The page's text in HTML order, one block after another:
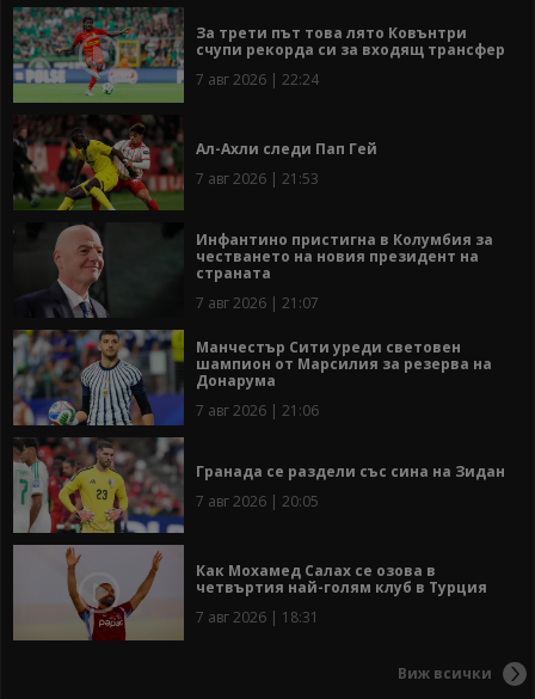
За трети път това лято Ковънтри
счупи рекорда си за входящ трансфер
7 авг 2026 | 22:24
Ал-Ахли следи Пап Гей
7 авг 2026 | 21:53
Инфантино пристигна в Колумбия за
честването на новия президент на
страната
7 авг 2026 | 21:07
Манчестър Сити уреди световен
шампион от Марсилия за резерва на
Донарума
7 авг 2026 | 21:06
Гранада се раздели със сина на Зидан
7 авг 2026 | 20:05
Как Мохамед Салах се озова в
четвъртия най-голям клуб в Турция
7 авг 2026 | 18:31
Виж всички